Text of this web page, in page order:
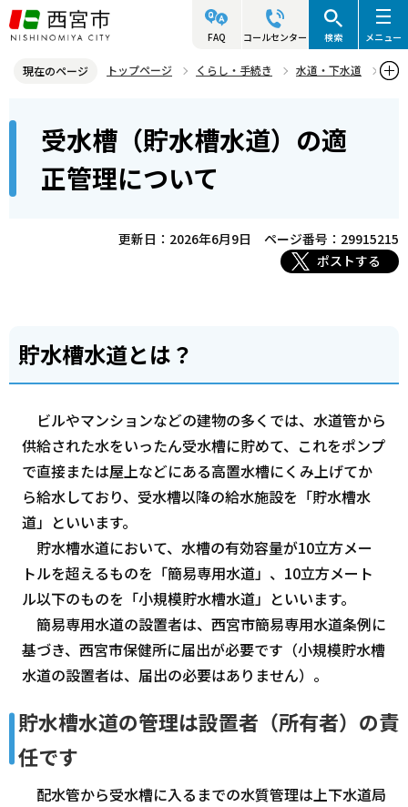
こ
の
ジ
頭
FAQ コールセンター 検索 メニュー
現在のページ トップページ くらし・手続き
水道・下水道
受水槽（貯水槽水道）の適正管理について
受水槽（貯水槽水道）の適
正管理について
更新日：2026年6月9日
ページ番号：29915215
ポストする
貯水槽水道とは？
ビルやマンションなどの建物の多くでは、水道管から
供給された水をいったん受水槽に貯めて、これをポンプ
で直接または屋上などにある高置水槽にくみ上げてか
ら給水しており、受水槽以降の給水施設を「貯水槽水
道」といいます。
貯水槽水道において、水槽の有効容量が10立方メー
トルを超えるものを「簡易専用水道」、10立方メート
ル以下のものを「小規模貯水槽水道」といいます。
簡易専用水道の設置者は、西宮市簡易専用水道条例に
基づき、西宮市保健所に届出が必要です（小規模貯水槽
水道の設置者は、届出の必要はありません）。
貯水槽水道の管理は設置者（所有者）の責
任です
配水管から受水槽に入るまでの水質管理は上下水道局